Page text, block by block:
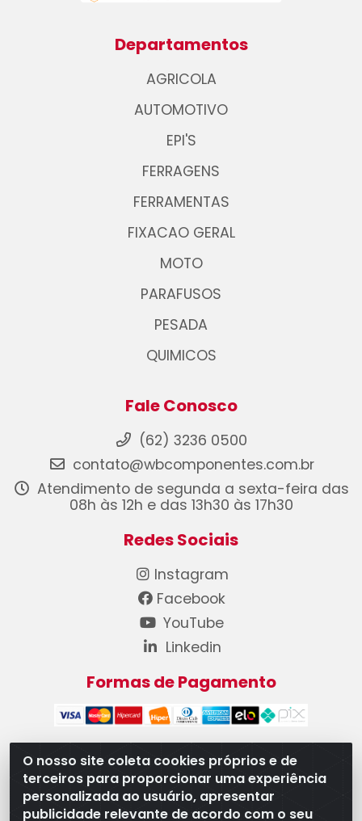
O nosso site coleta cookies próprios e de
terceiros para proporcionar uma experiência
personalizada ao usuário, apresentar
publicidade relevante de acordo com o seu
Departamentos
AGRICOLA
AUTOMOTIVO
EPI'S
FERRAGENS
FERRAMENTAS
FIXACAO GERAL
MOTO
PARAFUSOS
PESADA
QUIMICOS
Fale Conosco
(62) 3236 0500
contato@wbcomponentes.com.br
Atendimento de segunda a sexta-feira das
08h às 12h e das 13h30 às 17h30
Redes Sociais
Instagram
Facebook
YouTube
Linkedin
Formas de Pagamento
WB Componentes Automotivos LTDA - CNPJ
08.528.393/0001-12 - Rua do Níquel, 667 - Parque
Oeste Industrial, Goiânia/GO - CEP 74375-660